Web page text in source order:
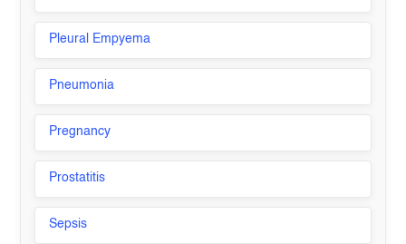
Pleural Empyema
Pneumonia
Pregnancy
Prostatitis
Sepsis